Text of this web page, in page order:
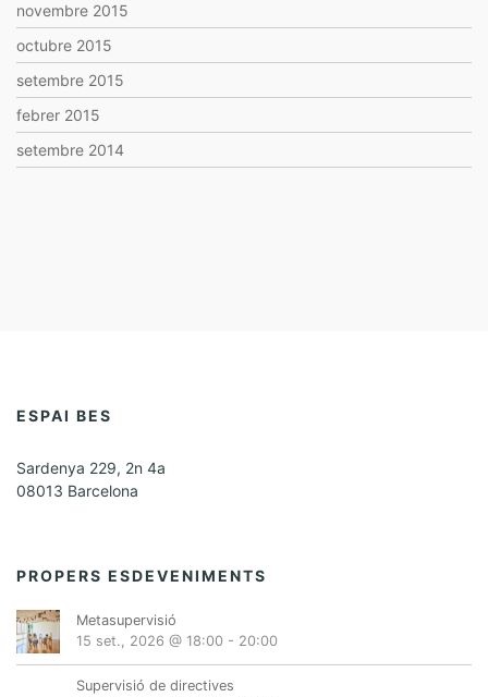
novembre 2015
octubre 2015
setembre 2015
febrer 2015
setembre 2014
ESPAI BES
Sardenya 229, 2n 4a
08013 Barcelona
PROPERS ESDEVENIMENTS
Metasupervisió
15 set., 2026 @ 18:00 - 20:00
Supervisió de directives